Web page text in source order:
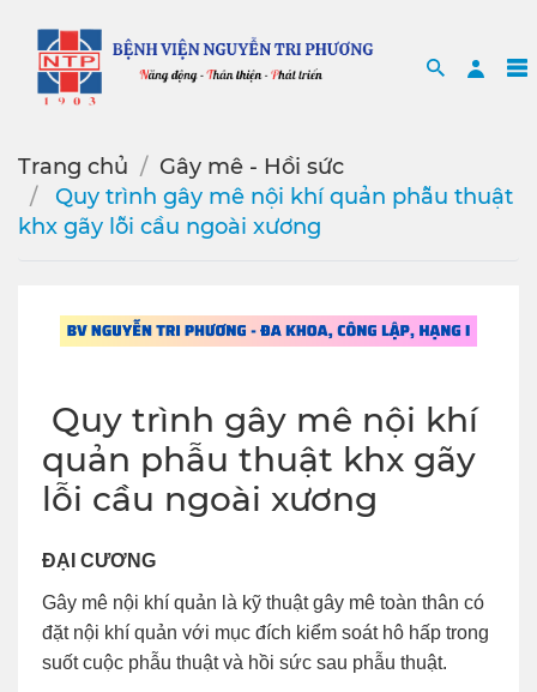
Search
Trang chủ
Gây mê - Hồi sức
️ Quy trình gây mê nội khí quản phẫu thuật
khx gãy lỗi cầu ngoài xương
️ Quy trình gây mê nội khí
quản phẫu thuật khx gãy
lỗi cầu ngoài xương
ĐẠI CƯƠNG
Gây mê nội khí quản là kỹ thuật gây mê toàn thân có
đặt nội khí quản với mục đích kiểm soát hô hấp trong
suốt cuộc phẫu thuật và hồi sức sau phẫu thuật.